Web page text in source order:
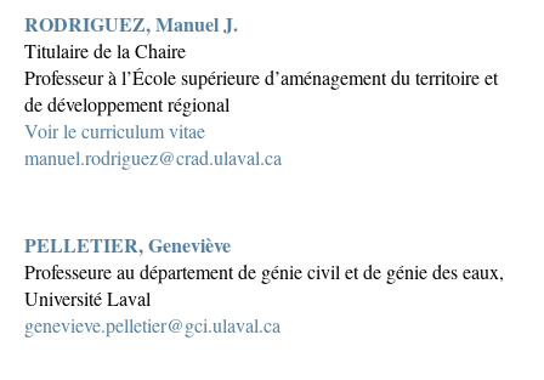
RODRIGUEZ, Manuel J.
Titulaire de la Chaire
Professeur à l’École supérieure d’aménagement du territoire et
de développement régional
Voir le curriculum vitae
manuel.rodriguez@crad.ulaval.ca
PELLETIER, Geneviève
Professeure au département de génie civil et de génie des eaux,
Université Laval
genevieve.pelletier@gci.ulaval.ca